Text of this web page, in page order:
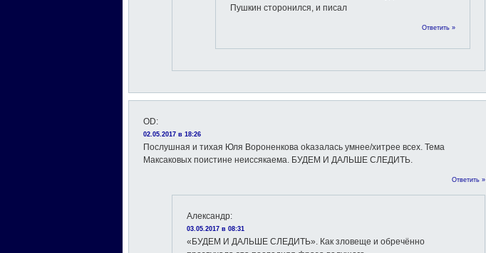
Пушкин сторонился, и писал
Ответить »
OD:
02.05.2017 в 18:26
Поcлyшная и тихaя Юля Bopoнeнковa okaзaлась yмнее/хитрее всех. Teмa
Maксaковых поистине неиссякаема. БУДЕМ И ДАЛЬШЕ СЛЕДИТЬ.
Ответить »
Александр:
03.05.2017 в 08:31
«БУДЕМ И ДАЛЬШЕ СЛЕДИТЬ». Как зловеще и обречённо